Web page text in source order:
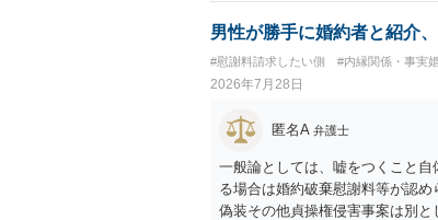
ことをお勧めいたします。
男性が勝手に婚約者と紹介
#慰謝料請求したい側 #内縁関係・事実
2026年7月28日
匿名A 弁護士
一般論としては、嘘をつくこと
る場合は婚約破棄慰謝料等が認
偽装その他貞操権侵害事案は別